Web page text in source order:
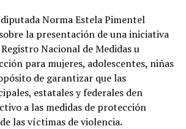
Norma Estela Pimentel
la presentación de una iniciativa
Nacional de Medidas u
para mujeres, adolescentes, niñas
de garantizar que las
estatales y federales den
a las medidas de protección
las víctimas de violencia.